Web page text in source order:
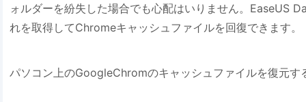
ォルダーを紛失した場合でも心配はいりません。EaseUS
れを取得してChromeキャッシュファイルを回復できます。
パソコン上のGoogleChromのキャッシュファイルを復元す